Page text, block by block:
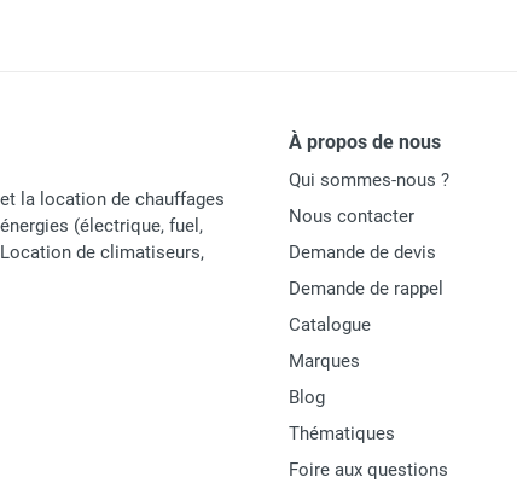
230 V - 50 Hz
Allumage et contrôle d'ionisation par boîtier IC
la location de chauffages
(électrique, fuel,
de climatiseurs,
À propos de nous
Qui sommes-nous ?
Nous contacter
Demande de devis
Demande de rappel
Catalogue
Marques
Blog
Thématiques
Foire aux questions